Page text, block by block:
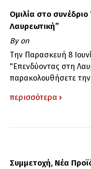
Ομιλία στο
Λαυρεωτική”
Byon
Την Παρασκευή 8
"Επενδύοντας στη
παρακολουθήσετε την
περισσότερα
Συμμετοχή, Νέα